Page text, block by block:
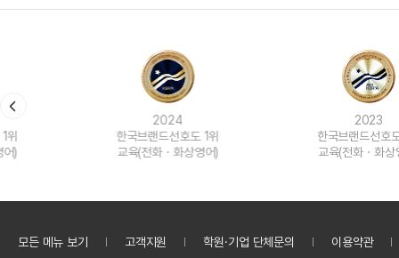
한국브랜드선호도 1위
교육(전화ㆍ화상영어)
한국브랜드선호도 1위
교육(전화ㆍ화상영어)
모든 메뉴 보기 고객지원 학원·기업 단체문의 이용약관